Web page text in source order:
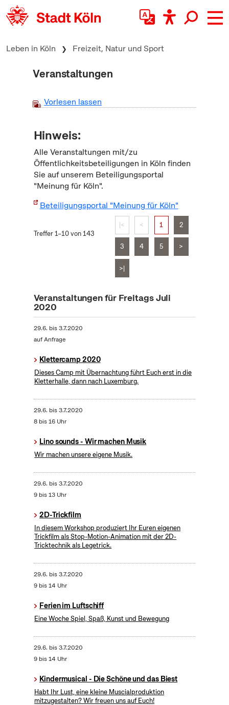
zum Inhalt springen
Leben in Köln Freizeit, Natur und Sport
Veranstaltungen
Vorlesen lassen
Hinweis:
Alle Veranstaltungen mit/zu
Öffentlichkeitsbeteiligungen in Köln finden
Sie auf unserem Beteiligungsportal
"Meinung für Köln".
Beteiligungsportal "Meinung für Köln"
Treffer 1–10 von 143
|< < 1 2
3 4 5 >
>|
Veranstaltungen für Freitags Juli
2020
29.6. bis3.7.2020
auf Anfrage
Klettercamp 2020
Dieses Camp mit Übernachtung führt Euch erst in die
Kletterhalle, dann nach Luxemburg.
29.6. bis3.7.2020
8 bis 16 Uhr
Lino sounds - Wir machen Musik
Wir machen unsere eigene Musik.
29.6. bis3.7.2020
9 bis 13 Uhr
2D-Trickfilm
In diesem Workshop produziert Ihr Euren eigenen
Trickfilm als Stop-Motion-Animation mit der 2D-
Tricktechnik als Legetrick.
29.6. bis3.7.2020
9 bis 14 Uhr
Ferien im Luftschiff
Eine Woche Spiel, Spaß, Kunst und Bewegung
29.6. bis3.7.2020
9 bis 14 Uhr
Kindermusical - Die Schöne und das Biest
Habt Ihr Lust, eine kleine Muscialproduktion
mitzugestalten? Wir freuen uns auf Euch!